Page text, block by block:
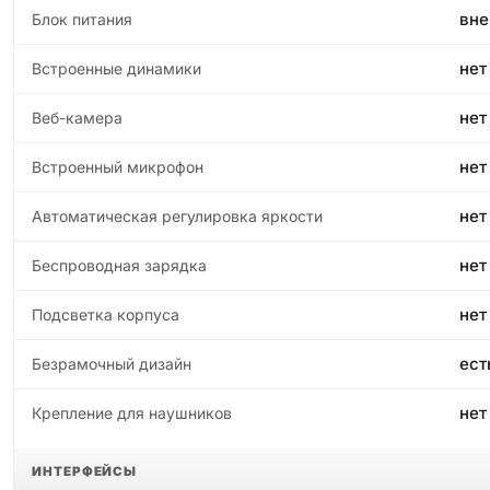
Блок питания
Встроенные динамики нет
Веб-камера нет
Встроенный микрофон нет
Автоматическая регулировка яркости нет
Беспроводная зарядка нет
Подсветка корпуса нет
Безрамочный дизайн
Крепление для наушников нет
ИНТЕРФЕЙСЫ